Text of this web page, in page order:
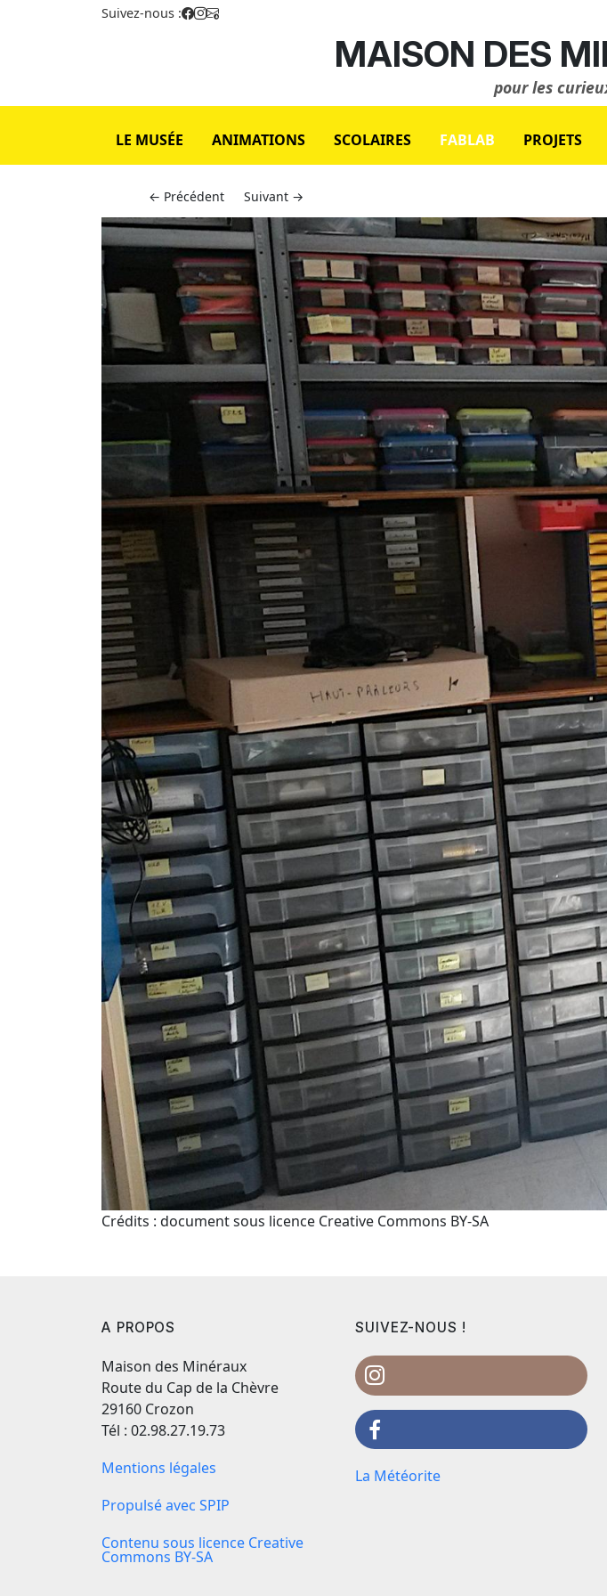
Suivez-nous :
MAISON DES
pour les
LE MUSÉE ANIMATIONS SCOLAIRES FABLAB PROJETS
← Précédent Suivant →
Crédits : document sous licence Creative Commons BY-SA
A PROPOS
Maison des Minéraux
Route du Cap de la Chèvre
29160 Crozon
Tél : 02.98.27.19.73
Mentions légales
Propulsé avec SPIP
Contenu sous licence Creative
Commons BY-SA
SUIVEZ-NOUS !
La Météorite